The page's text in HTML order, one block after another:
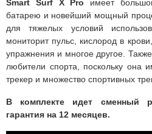
Smart Surf X Pro имеет
батарею и новейший мощный
для тяжелых условий
мониторит пульс, кислород в
упражнения и многое другое.
любители спорта, поскольку она
трекер и множество спортивных
В комплекте идет сменный
гарантия на 12 месяцев.